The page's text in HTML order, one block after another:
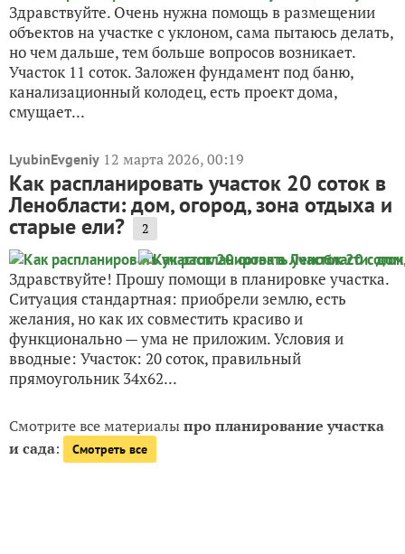
Здравствуйте. Очень нужна помощь в размещении
объектов на участке с уклоном, сама пытаюсь делать,
но чем дальше, тем больше вопросов возникает.
Участок 11 соток. Заложен фундамент под баню,
канализационный колодец, есть проект дома,
смущает...
LyubinEvgeniy 12 марта 2026, 00:19
Как распланировать участок 20 соток в
Ленобласти: дом, огород, зона отдыха и
старые ели? 2
Здравствуйте! Прошу помощи в планировке участка.
Ситуация стандартная: приобрели землю, есть
желания, но как их совместить красиво и
функционально — ума не приложим. Условия и
вводные: Участок: 20 соток, правильный
прямоугольник 34х62...
Смотрите все материалыпро планирование участка
и сада: Смотреть все